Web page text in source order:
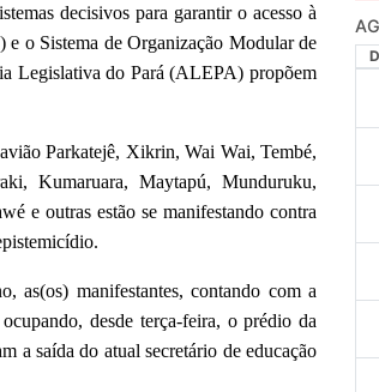
decisivos para garantir o acesso à
o Sistema de Organização Modular de
Legislativa do Pará (ALEPA) propõem
Parkatejê, Xikrin, Wai Wai, Tembé,
Kumaruara, Maytapú, Munduruku,
e outras estão se manifestando contra
as(os) manifestantes, contando com a
desde terça-feira, o prédio da
a saída do atual secretário de educação